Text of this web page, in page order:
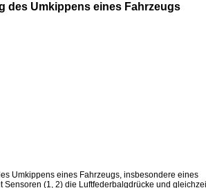
des Umkippens eines Fahrzeugs
Umkippens eines Fahrzeugs, insbesondere eines
(1, 2) die Luftfederbalgdrücke und